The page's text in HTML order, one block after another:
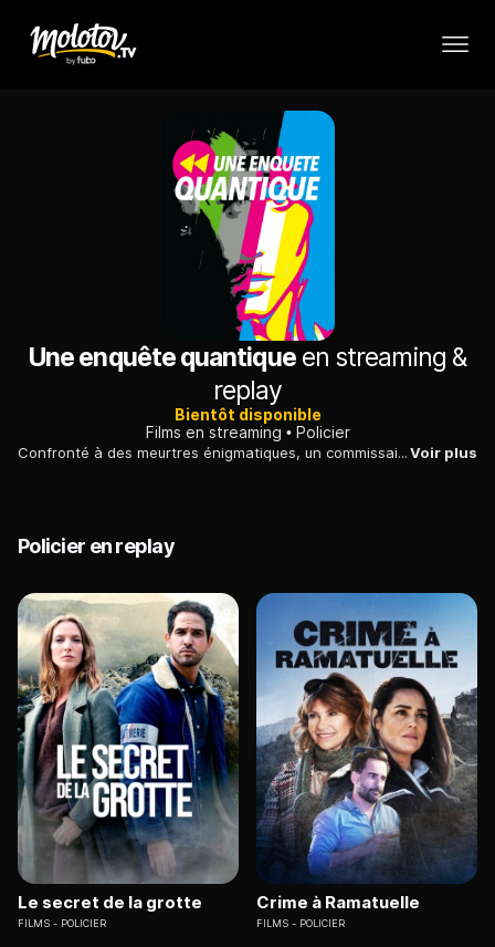
Une enquête quantiqueen streaming &
replay
Bientôt disponible
Films en streaming
Policier
Confronté à des meurtres énigmatiques, un commissaire de police, hanté par son récent veuvage, est peu à peu ébranlé par ses découvertes.Voir plus
Policier en replay
Le secret de la grotte
FILMS POLICIER
Crime à Ramatuelle
FILMS POLICIER